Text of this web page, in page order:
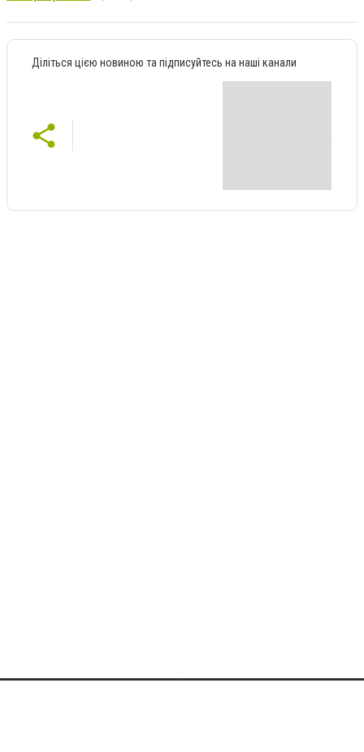
Діліться цією новиною та підписуйтесь на наші канали